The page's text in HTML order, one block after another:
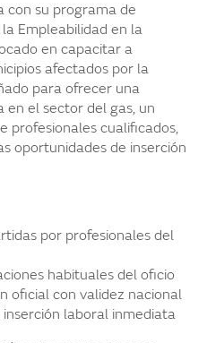
con su programa de
Empleabilidad en la
en capacitar a
afectados por la
para ofrecer una
el sector del gas, un
profesionales cualificados,
oportunidades de inserción
por profesionales del
habituales del oficio
oficial con validez nacional
laboral inmediata